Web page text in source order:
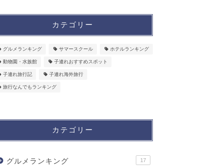
カテゴリー
グルメランキング サマースクール ホテルランキング
動物園・水族館 子連れおすすめスポット
子連れ旅行記 子連れ海外旅行
旅行なんでもランキング
カテゴリー
グルメランキング 17